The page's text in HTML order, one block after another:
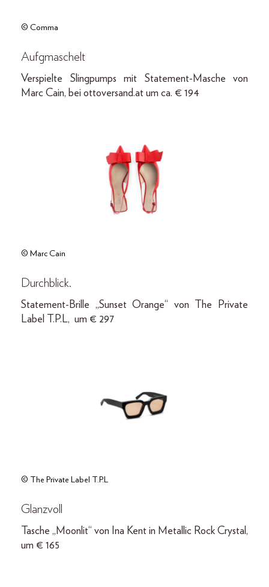
© Comma
Aufgmaschelt
Verspielte Slingpumps mit Statement-Masche von
Marc Cain, bei ottoversand.at um ca. € 194
© Marc Cain
Durchblick.
Statement-Brille „Sunset Orange“ von The Private
Label T.P.L, um € 297
© The Private Label T.P.L
Glanzvoll
Tasche „Moonlit“ von Ina Kent in Metallic Rock Crystal,
um € 165